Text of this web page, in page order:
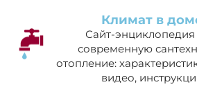
контенту
Климат в
Сайт-
современную
отопление:
видео,